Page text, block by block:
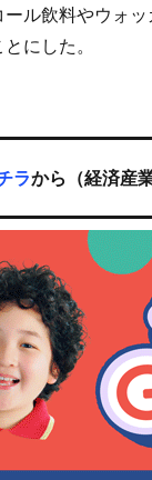
ル飲料やウォ
にした。
ラから（経済産